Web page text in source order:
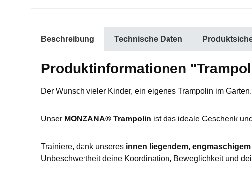
Beschreibung Technische Daten
Produktinformationen
Der Wunsch vieler Kinder, ein eigenes Trampolin im Garten.
Unser MONZANA® Trampolin ist das ideale Geschenk
Trainiere, dank unseres innen liegendem,
Unbeschwertheit deine Koordination, Beweglichkeit und